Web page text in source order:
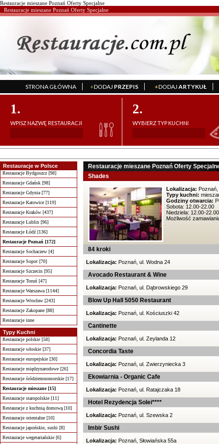
Restauracje mieszane Poznań Oferty Specjalne
Restauracje mieszane Poznań Oferty Specjalne
STRONA GŁÓWNA +DODAJ PRZEPIS +DODAJ ARTYKUŁ
1.
WPISZ NAZWĘ RESTAURACJI
2.
WYBIERZ TYP KUCHNI
Restauracje w Polsce
Restauracje Bydgoszcz [98]
Restauracje Gdańsk [98]
Restauracje Gdynia [77]
Restauracje Katowice [119]
Restauracje Kraków [437]
Restauracje Lublin [96]
Restauracje Łódź [136]
Restauracje Poznań [172]
Restauracje Sochaczew [4]
Restauracje Sopot [70]
Restauracje Szczecin [95]
Restauracje Toruń [47]
Restauracje Warszawa [1144]
Restauracje Wrocław [243]
Restauracje Zakopane [88]
Restauracje inne
Typy Kuchni
Restauracje polskie [58]
Restauracje włoskie [37]
Restauracje europejskie [30]
Restauracje międzynarodowe [26]
Restauracje śródziemnomorskie [17]
Restauracje mieszane [15]
Restauracje staropolskie [11]
Restauracje z kuchnią domową [10]
Restauracje orientalne [10]
Restauracje japońskie, sushi [8]
Restauracje wegetariańskie [6]
Restauracje mieszane Poznań Oferty
Shades
Lokalizacja:
Typy kuchni:
Godziny otwarcia:
Sobota: 12.00-22.00
Niedziela: 12.00-22.00
Możliwość
84 kroki
Lokalizacja: Poznań, ul. Wodna 24
Avocado Restaurant & Wine
Lokalizacja: Poznań, ul. Dąbrowskiego 29
Blow Up Hall 5050 Restaurant
Lokalizacja: Poznań, ul. Kościuszki 42
Cantinette
Lokalizacja: Poznań, ul. Zeylanda 12
Concordia Taste
Lokalizacja: Poznań, ul. Zwierzyniecka 3
Ekowiarnia - Organic Cafe
Lokalizacja: Poznań, ul. Ratajczaka 18
Hotel Rezydencja Solei****
Lokalizacja: Poznań, ul. Szewska 2
Imbir Sushi
Lokalizacja: Poznań, Słowiańska 55a